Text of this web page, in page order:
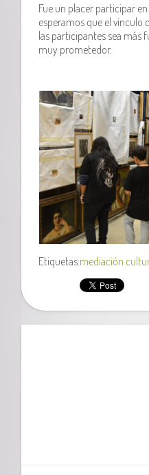
Fue un placer participar
esperamos que el vínculo
las participantes sea más
muy prometedor.
Etiquetas:mediación